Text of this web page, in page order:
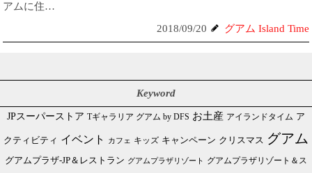
アムに住…
2018/09/20
グアム Island Time
Keyword
JPスーパーストア Tギャラリア グアム by DFS お土産 アイランドタイム ア
クティビティ イベント カフェ キッズ キャンペーン クリスマス グアム
グアムプラザ-JP＆レストラン グアムプラザリゾート グアムプラザリゾート＆ス